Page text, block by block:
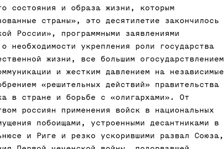
состояния и образа жизни, которым
страны», это десятилетие закончилось
России», программными заявлениями
необходимости укрепления роли государства
жизни, все большим огосударствлением
и жестким давлением на независимые
«решительных действий» правительства
в стране и борьбе с «олигархами». От
россиян применения войск в национальных
побоищами, устроенными десантниками в
и Риге и резко ускорившими развал Союза,